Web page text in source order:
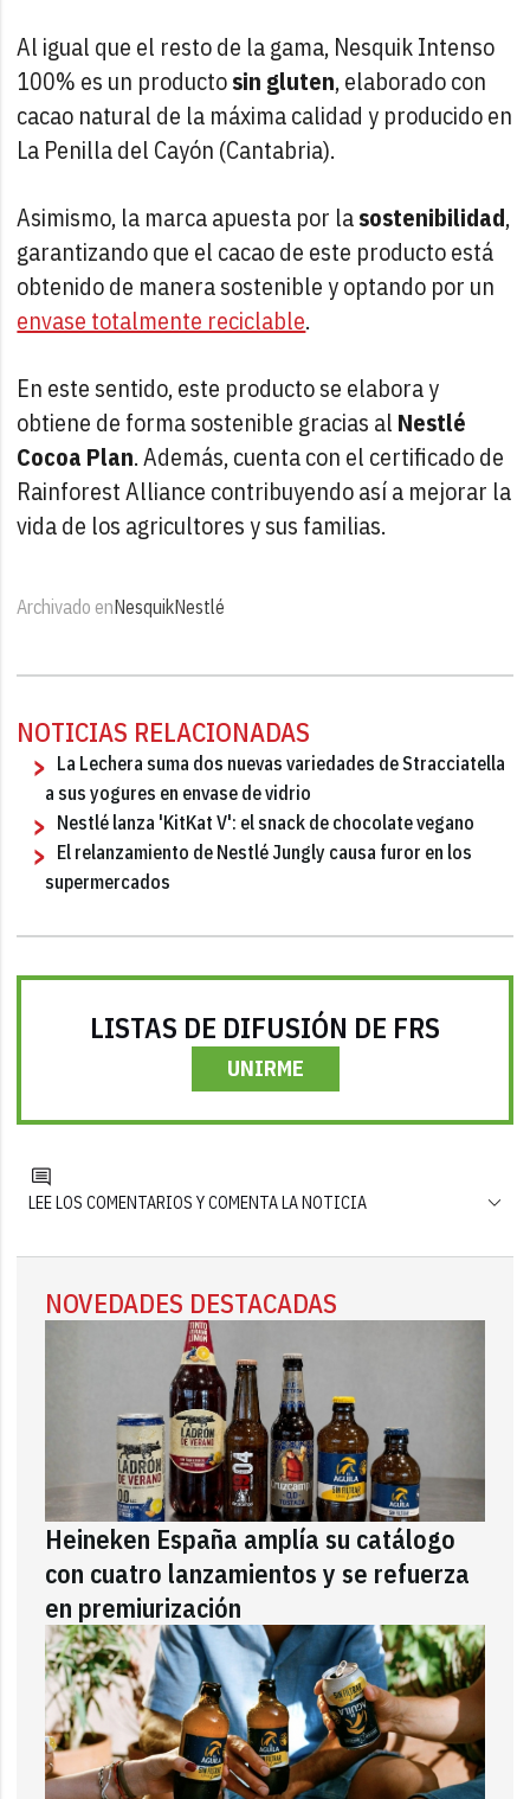
Al igual que el resto de la gama, Nesquik Intenso
100% es un productosin gluten, elaborado con
cacao natural de la máxima calidad y producido en
La Penilla del Cayón (Cantabria).
Asimismo, la marca apuesta por lasostenibilidad,
garantizando que el cacao de este producto está
obtenido de manera sostenible y optando por un
envase totalmente reciclable.
En este sentido, este producto se elabora y
obtiene de forma sostenible gracias al Nestlé
Cocoa Plan. Además, cuenta con el certificado de
Rainforest Alliance contribuyendo así a mejorar la
vida de los agricultores y sus familias.
Archivado enNesquikNestlé
NOTICIAS RELACIONADAS
La Lechera suma dos nuevas variedades de Stracciatella
a sus yogures en envase de vidrio
Nestlé lanza 'KitKat V': el snack de chocolate vegano
El relanzamiento de Nestlé Jungly causa furor en los
supermercados
LISTAS DE DIFUSIÓN DE FRS
UNIRME
LEE LOS COMENTARIOS Y COMENTA LA NOTICIA
NOVEDADES DESTACADAS
Heineken España amplía su catálogo
con cuatro lanzamientos y se refuerza
en premiurización